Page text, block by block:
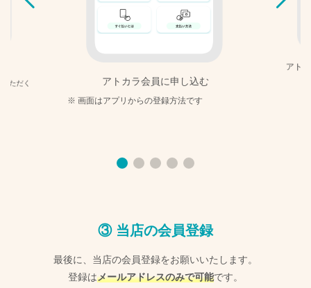
ただく アトカラ会員に申し込む
画面はアプリからの登録方法です
アト
③ 当店の会員登録
最後に、当店の会員登録をお願いいたします。
登録はメールアドレスのみで可能です。